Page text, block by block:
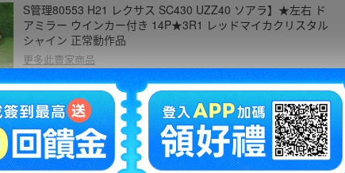
S管理80553 H21 レクサス SC430 UZZ40 ソアラ】★左右 ド
アミラー ウインカー付き 14P★3R1 レッドマイカクリスタル
シャイン 正常動作品
更多此賣家商品
S管理77818 H22 レクサス LS600H UVF45】★右 ドアミラー
14Pカプラー★正常動作品
更多此賣家商品